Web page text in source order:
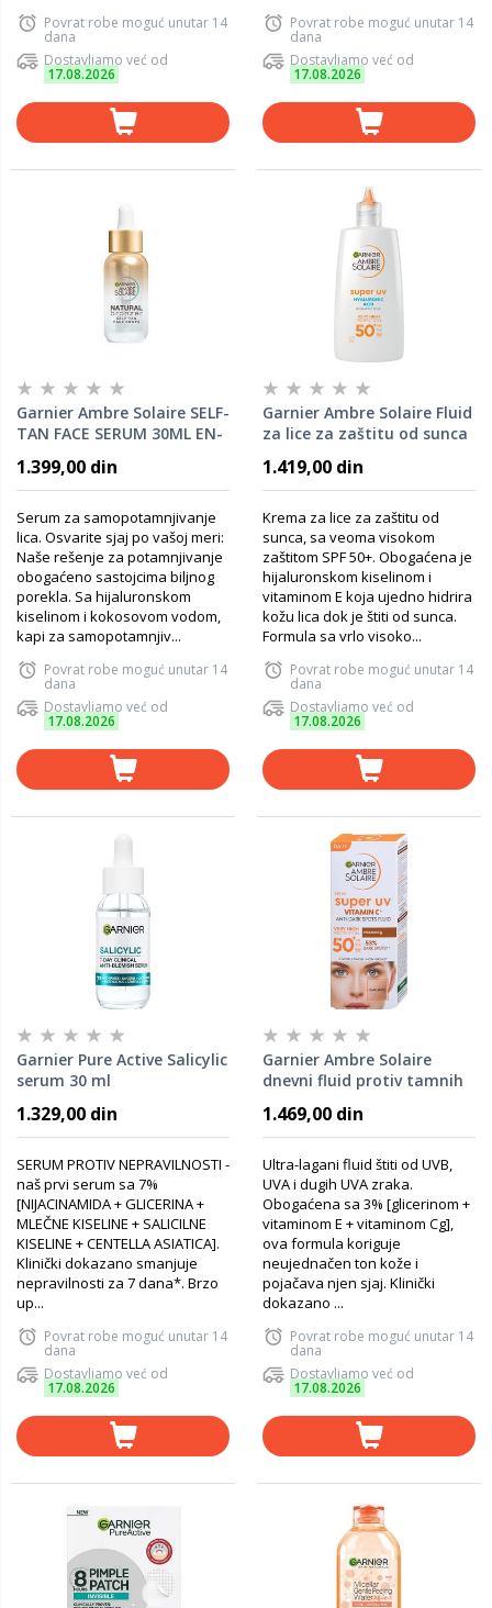
Povrat robe moguć unutar 14
dana
Dostavljamo već od
17.08.2026
Povrat robe moguć unutar 14
dana
Dostavljamo već od
17.08.2026
Garnier Ambre Solaire SELF-
TAN FACE SERUM 30ML EN-
1.399,00 din
Serum za samopotamnjivanje
lica. Osvarite sjaj po vašoj meri:
Naše rešenje za potamnjivanje
obogaćeno sastojcima biljnog
porekla. Sa hijaluronskom
kiselinom i kokosovom vodom,
kapi za samopotamnjiv...
Povrat robe moguć unutar 14
dana
Dostavljamo već od
17.08.2026
Garnier Ambre Solaire Fluid
za lice za zaštitu od sunca
1.419,00 din
Krema za lice za zaštitu od
sunca, sa veoma visokom
zaštitom SPF 50+. Obogaćena je
hijaluronskom kiselinom i
vitaminom E koja ujedno hidrira
kožu lica dok je štiti od sunca.
Formula sa vrlo visoko...
Povrat robe moguć unutar 14
dana
Dostavljamo već od
17.08.2026
Garnier Pure Active Salicylic
serum 30 ml
1.329,00 din
SERUM PROTIV NEPRAVILNOSTI -
naš prvi serum sa 7%
[NIJACINAMIDA + GLICERINA +
MLEČNE KISELINE + SALICILNE
KISELINE + CENTELLA ASIATICA].
Klinički dokazano smanjuje
nepravilnosti za 7 dana*. Brzo
up...
Povrat robe moguć unutar 14
dana
Dostavljamo već od
17.08.2026
Garnier Ambre Solaire
dnevni fluid protiv tamnih
veoma visokom zaštitom
SPF 50+
1.469,00 din
Ultra-lagani fluid štiti od UVB,
UVA i dugih UVA zraka.
Obogaćena sa 3% [glicerinom +
vitaminom E + vitaminom Cg],
ova formula koriguje
neujednačen ton kože i
pojačava njen sjaj. Klinički
dokazano ...
Povrat robe moguć unutar 14
dana
Dostavljamo već od
17.08.2026